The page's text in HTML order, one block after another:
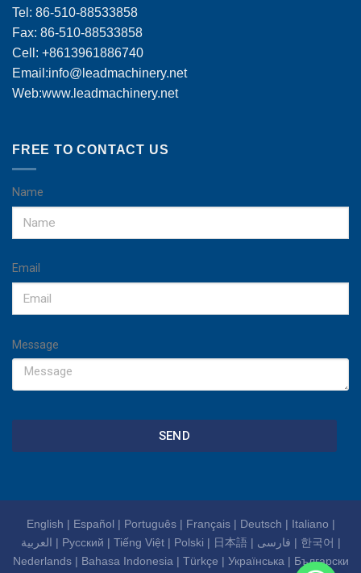
Tel: 86-510-88533858
Fax: 86-510-88533858
Cell: +8613961886740
Email:info@leadmachinery.net
Web:www.leadmachinery.net
FREE TO CONTACT US
Name
Email
Message
SEND
English | Español | Português| Français| Deutsch | Italiano |
العربية | Русский | Tiếng Việt| Polski | 日本語| فارسی | 한국어 |
Nederlands| Bahasa Indonesia | Türkçe | Українська | Български